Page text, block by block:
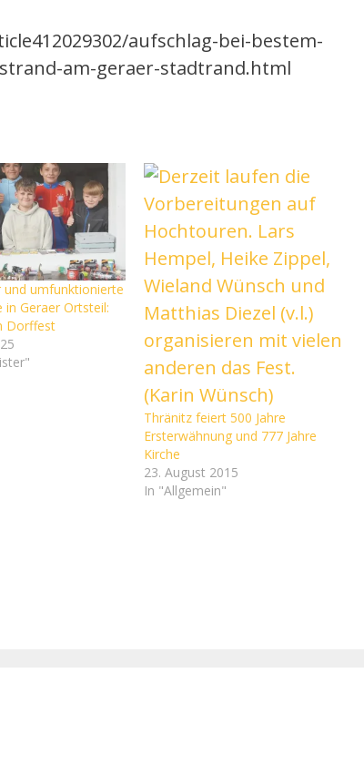
aufschlag-bei-bestem-
am-geraer-stadtrand.html
und umfunktionierte
in Geraer Ortsteil:
Dorffest
Thränitz feiert 500 Jahre
Ersterwähnung und 777 Jahre
Kirche
23. August 2015
In "Allgemein"